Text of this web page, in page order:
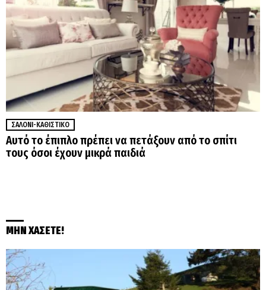
ΣΑΛΌΝΙ-ΚΑΘΙΣΤΙΚΌ
Αυτό το έπιπλο πρέπει να πετάξουν από το σπίτι
τους όσοι έχουν μικρά παιδιά
ΜΗΝ ΧΑΣΕΤΕ!